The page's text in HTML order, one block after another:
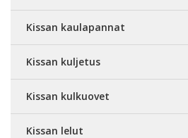
Kissan kaulapannat
Kissan kuljetus
Kissan kulkuovet
Kissan lelut